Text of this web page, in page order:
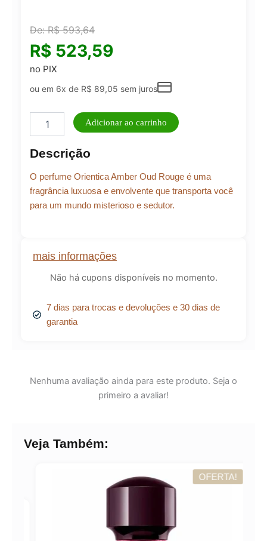
mais informações
Não há cupons disponíveis no momento.
7 dias para trocas e devoluções e 30 dias de
garantia
De:R$593,64
R$ 523,59
no PIX
ou em 6x de R$ 89,05 sem juros
ORIENTICA
ROYAL
80ml
Adicionar ao carrinho
Descrição
O perfume Orientica Amber Oud Rouge é uma
fragrância luxuosa e envolvente que transporta você
para um mundo misterioso e sedutor.
Nenhuma avaliação ainda para este produto. Seja o
primeiro a avaliar!
Veja Também:
OFERTA!